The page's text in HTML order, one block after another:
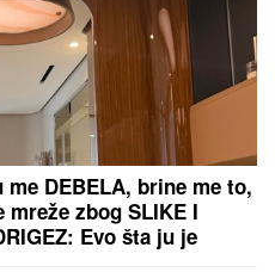
DEBELA, brine me to,
zbog SLIKE I
Evo šta ju je